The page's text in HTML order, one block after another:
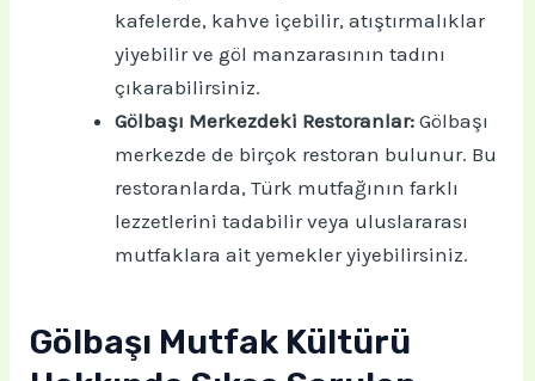
kafelerde, kahve içebilir, atıştırmalıklar
yiyebilir ve göl manzarasının tadını
çıkarabilirsiniz.
Gölbaşı Merkezdeki Restoranlar: Gölbaşı
merkezde de birçok restoran bulunur. Bu
restoranlarda, Türk mutfağının farklı
lezzetlerini tadabilir veya uluslararası
mutfaklara ait yemekler yiyebilirsiniz.
Gölbaşı Mutfak Kültürü